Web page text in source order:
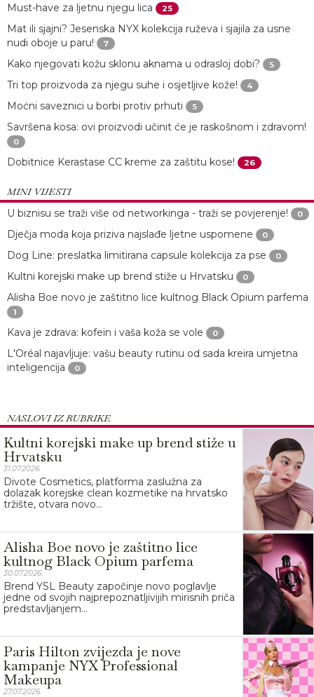
Must-have za ljetnu njegu lica 25
Mat ili sjajni? Jesenska NYX kolekcija ruževa i sjajila za usne
nudi oboje u paru!
7
Kako njegovati kožu sklonu aknama u odrasloj dobi? 5
Tri top proizvoda za njegu suhe i osjetljive kože! 4
Moćni saveznici u borbi protiv prhuti 5
Savršena kosa: ovi proizvodi učinit će je raskošnom i zdravom!
0
Dobitnice Kerastase CC kreme za zaštitu kose! 26
MINI VIJESTI
U biznisu se traži više od networkinga - traži se povjerenje!
0
Dječja moda koja priziva najslađe ljetne uspomene 0
Dog Line: preslatka limitirana capsule kolekcija za pse 0
Kultni korejski make up brend stiže u Hrvatsku 0
Alisha Boe novo je zaštitno lice kultnog Black Opium parfema
1
Kava je zdrava: kofein i vaša koža se vole 0
L'Oréal najavljuje: vašu beauty rutinu od sada kreira umjetna
inteligencija
0
NASLOVI IZ RUBRIKE
Kultni korejski make up brend stiže u
Hrvatsku
31.07.2026.
Divote Cosmetics, platforma zaslužna za
dolazak korejske clean kozmetike na hrvatsko
tržište, otvara novo...
Alisha Boe novo je zaštitno lice
kultnog Black Opium parfema
30.07.2026.
Brend YSL Beauty započinje novo poglavlje
jedne od svojih najprepoznatljivijih mirisnih priča
predstavljanjem...
Paris Hilton zvijezda je nove
kampanje NYX Professional
Makeupa
27.07.2026.